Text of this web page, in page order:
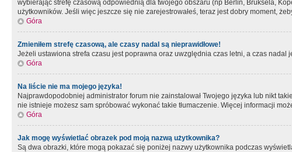
wybierając strefę czasową odpowiednią dla twojego obszaru (np Berlin, Bruksela,
użytkowników. Jeśli więc jeszcze się nie zarejestrowałeś, teraz jest dobry moment,
Góra
Zmieniłem strefę czasową, ale czasy nadal są nieprawidłowe!
Jeżeli ustawiona strefa czasu jest poprawna oraz uwzględnia czas letni, a czas
Góra
Na liście nie ma mojego języka!
Najprawdopodobniej administrator forum nie zainstalował Twojego języka lub nikt
nie istnieje możesz sam spróbować wykonać takie tłumaczenie. Więcej informacji
Góra
Jak mogę wyświetlać obrazek pod moją nazwą użytkownika?
Są dwa obrazki, które mogą pokazać się poniżej nazwy użytkownika podczas